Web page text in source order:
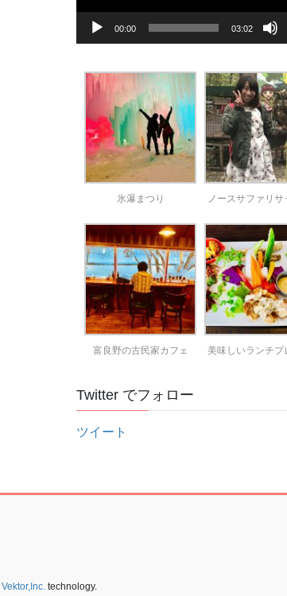
ヤ
00:00 03:02
氷瀑まつり ノースサファリサ
富良野の古民家カフェ 美味しいランチプ
Twitter でフォロー
ツイート
Vektor,Inc. technology.